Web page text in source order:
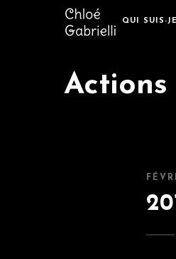
QUI SUIS-